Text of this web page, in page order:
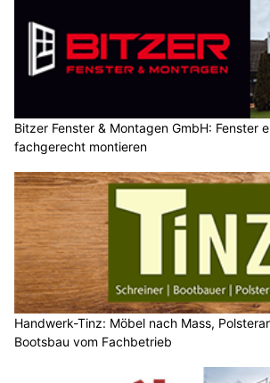
Bitzer Fenster & Montagen GmbH: Fenster
fachgerecht montieren
Handwerk-Tinz: Möbel nach Mass,
Bootsbau vom Fachbetrieb